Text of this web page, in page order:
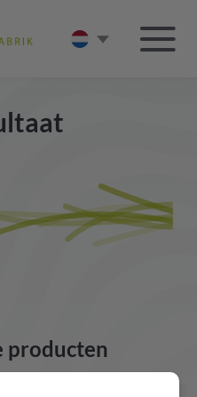
producten